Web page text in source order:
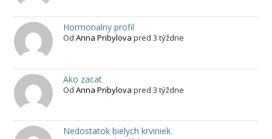
Hormonalny profil
Od Anna Pribylova pred 3 týždne
Ako zacat
Od Anna Pribylova pred 3 týždne
Nedostatok bielych krviniek.